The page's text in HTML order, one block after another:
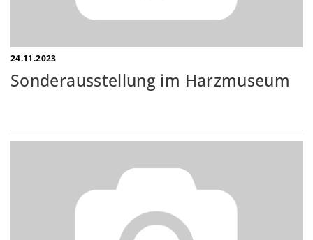
24.11.2023
Sonderausstellung im Harzmuseum